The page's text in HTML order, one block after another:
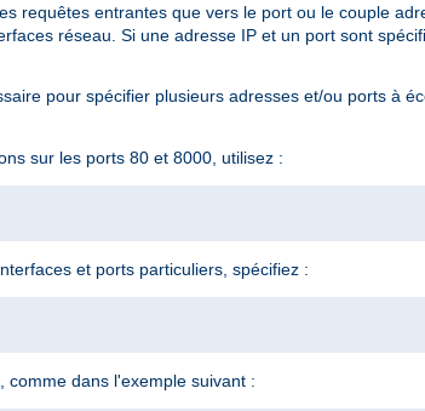
requêtes entrantes que vers le port ou le couple
réseau. Si une adresse IP et un port sont
pour spécifier plusieurs adresses et/ou ports à
sur les ports 80 et 8000, utilisez :
et ports particuliers, spécifiez :
comme dans l'exemple suivant :